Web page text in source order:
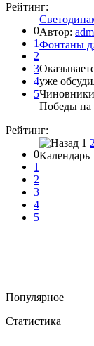
Рейтинг:
0
1
2
3
4
5
Автор:
Фонтаны
уже
Победы на
Рейтинг:
0
1
2
3
4
5
1 2
Календарь
Популярное
Статистика